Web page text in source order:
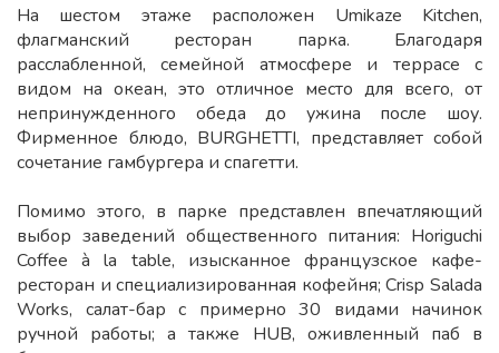
На шестом этаже расположен Umikaze Kitchen,
флагманский ресторан парка. Благодаря
расслабленной, семейной атмосфере и террасе с
видом на океан, это отличное место для всего, от
непринужденного обеда до ужина после шоу.
Фирменное блюдо, BURGHETTI, представляет собой
сочетание гамбургера и спагетти.
Помимо этого, в парке представлен впечатляющий
выбор заведений общественного питания: Horiguchi
Coffee à la table, изысканное французское кафе-
ресторан и специализированная кофейня; Crisp Salada
Works, салат-бар с примерно 30 видами начинок
ручной работы; а также HUB, оживленный паб в